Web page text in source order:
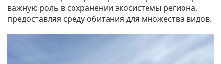
важную роль в сохранении экосистемы региона,
предоставляя среду обитания для множества видов.